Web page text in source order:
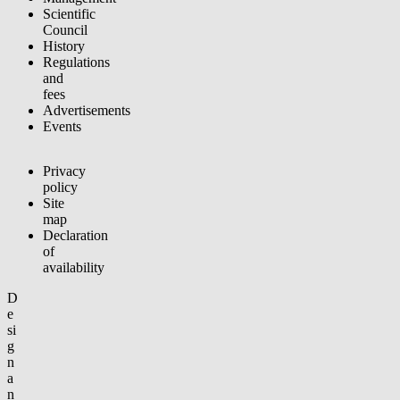
Scientific
Council
History
Regulations
and
fees
Advertisements
Events
Privacy
policy
Site
map
Declaration
of
availability
D
e
si
g
n
a
n